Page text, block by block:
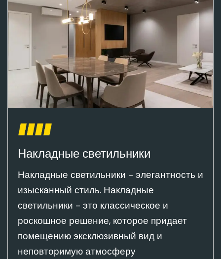
Накладные светильники
Накладные светильники - элегантность и
изысканный стиль. Накладные
светильники - это классическое и
роскошное решение, которое придает
помещению эксклюзивный вид и
неповторимую атмосферу